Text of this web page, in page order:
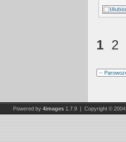
1 2
Powered by 4images 1.7.9 | Copyright © 2004